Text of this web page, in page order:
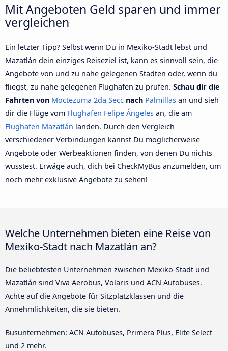
Mit Angeboten Geld sparen und immer
vergleichen
Ein letzter Tipp? Selbst wenn Du in Mexiko-Stadt lebst und
Mazatlán dein einziges Reiseziel ist, kann es sinnvoll sein, die
Angebote von und zu nahe gelegenen Städten oder, wenn du
fliegst, zu nahe gelegenen Flughäfen zu prüfen. Schau dir die
Fahrten von Moctezuma 2da Secc nach Palmillas an und sieh
dir die Flüge vom Flughafen Felipe Ángeles an, die am
Flughafen Mazatlán landen. Durch den Vergleich
verschiedener Verbindungen kannst Du möglicherweise
Angebote oder Werbeaktionen finden, von denen Du nichts
wusstest. Erwäge auch, dich bei CheckMyBus anzumelden, um
noch mehr exklusive Angebote zu sehen!
Welche Unternehmen bieten eine Reise von
Mexiko-Stadt nach Mazatlán an?
Die beliebtesten Unternehmen zwischen Mexiko-Stadt und
Mazatlán sind Viva Aerobus, Volaris und ACN Autobuses.
Achte auf die Angebote für Sitzplatzklassen und die
Annehmlichkeiten, die sie bieten.
Busunternehmen: ACN Autobuses, Primera Plus, Elite Select
und 2 mehr.